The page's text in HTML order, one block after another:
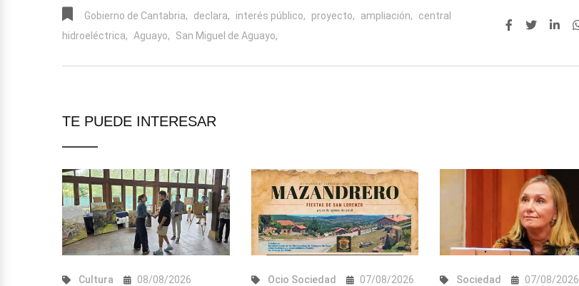
Gobierno de Cantabria, declara, interés público, proyecto, ampliación,
central
hidroeléctrica, Aguayo, San Miguel de Aguayo,
TE PUEDE INTERESAR
Cultura 08/08/2026 Ocio Sociedad 07/08/2026 Sociedad 07/08/2026